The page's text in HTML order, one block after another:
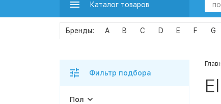
Каталог товаров
A B C D E F G
Фильтр подбора
Пол